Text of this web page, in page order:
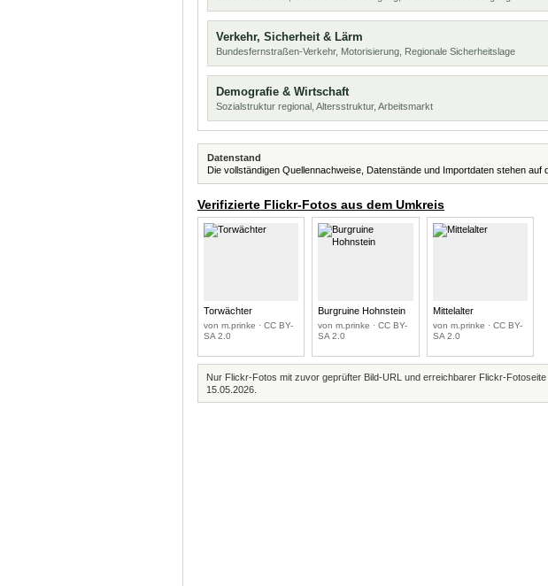
Verkehr, Sicherheit & Lärm
Bundesfernstraßen-Verkehr, Motorisierung, Regionale Sicherheitslage
Demografie & Wirtschaft
Sozialstruktur regional, Altersstruktur, Arbeitsmarkt
Datenstand
Die vollständigen Quellennachweise, Datenstände und Importdaten stehen auf
Verifizierte Flickr-Fotos aus dem Umkreis
Torwächter
von m.prinke · CC BY-
SA 2.0
Burgruine Hohnstein
von m.prinke · CC BY-
SA 2.0
Mittelalter
von m.prinke · CC BY-
SA 2.0
Nur Flickr-Fotos mit zuvor geprüfter Bild-URL und erreichbarer Flickr-
15.05.2026.